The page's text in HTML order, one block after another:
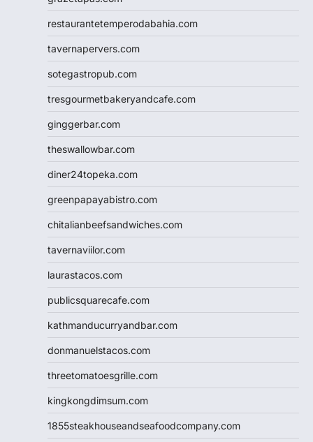
restaurantetemperodabahia.com
tavernapervers.com
sotegastropub.com
tresgourmetbakeryandcafe.com
ginggerbar.com
theswallowbar.com
diner24topeka.com
greenpapayabistro.com
chitalianbeefsandwiches.com
tavernaviilor.com
laurastacos.com
publicsquarecafe.com
kathmanducurryandbar.com
donmanuelstacos.com
threetomatoesgrille.com
kingkongdimsum.com
1855steakhouseandseafoodcompany.com